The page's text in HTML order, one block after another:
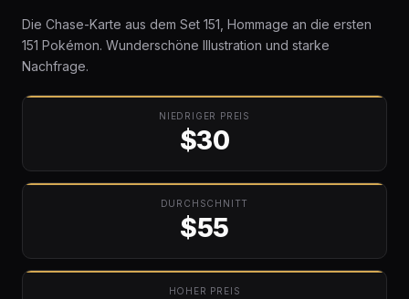
Die Chase-Karte aus dem Set 151, Hommage an die ersten
151 Pokémon. Wunderschöne Illustration und starke
Nachfrage.
NIEDRIGER PREIS
$30
DURCHSCHNITT
$55
HOHER PREIS